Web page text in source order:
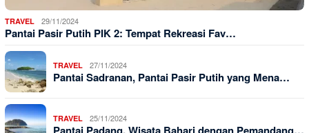
TRAVEL 29/11/2024
Pantai Pasir Putih PIK 2: Tempat Rekreasi Fav…
TRAVEL 27/11/2024
Pantai Sadranan, Pantai Pasir Putih yang Mena…
TRAVEL 25/11/2024
Pantai Padang, Wisata Bahari dengan Pemandang…